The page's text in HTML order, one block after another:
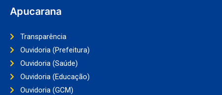
Apucarana
Transparência
Ouvidoria (Prefeitura)
Ouvidoria (Saúde)
Ouvidoria (Educação)
Ouvidoria (GCM)